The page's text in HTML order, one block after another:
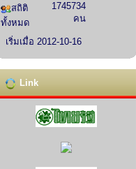
สถิติ
ทั้งหมด
1745734
คน
เริ่มเมื่อ 2012-10-16
Link